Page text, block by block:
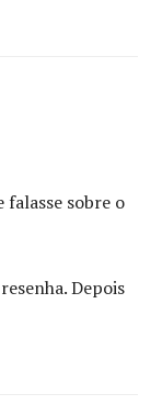
falasse sobre o
Depois